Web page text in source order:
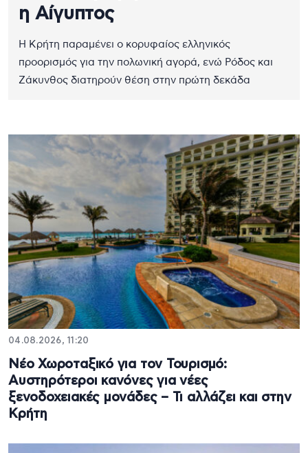
η Αίγυπτος
Η Κρήτη παραμένει ο κορυφαίος ελληνικός
προορισμός για την πολωνική αγορά, ενώ Ρόδος και
Ζάκυνθος διατηρούν θέση στην πρώτη δεκάδα
04.08.2026, 11:20
Νέο Χωροταξικό για τον Τουρισμό:
Αυστηρότεροι κανόνες για νέες
ξενοδοχειακές μονάδες – Τι αλλάζει και στην
Κρήτη